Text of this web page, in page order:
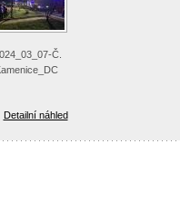
Č.
Detailní náhled